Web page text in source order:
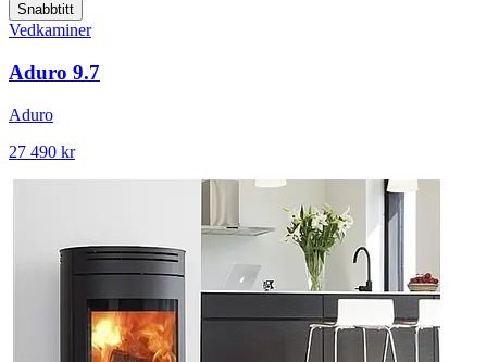
Snabbtitt
Vedkaminer
Aduro 9.7
Aduro
27 490 kr